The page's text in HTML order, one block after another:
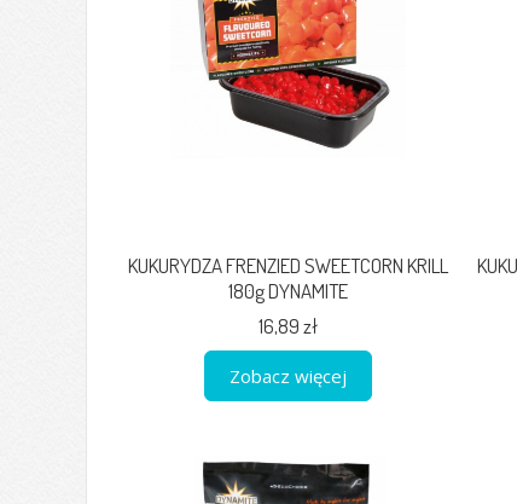
KUKURYDZA FRENZIED SWEETCORN KRILL
180g DYNAMITE
16,89 zł
Zobacz więcej